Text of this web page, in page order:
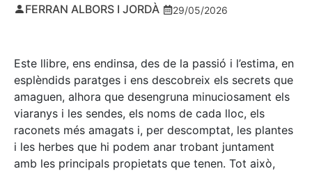
FERRAN ALBORS I JORDÀ 29/05/2026
Este llibre, ens endinsa, des de la passió i l’estima, en
esplèndids paratges i ens descobreix els secrets que
amaguen, alhora que desengruna minuciosament els
viaranys i les sendes, els noms de cada lloc, els
raconets més amagats i, per descomptat, les plantes
i les herbes que hi podem anar trobant juntament
amb les principals propietats que tenen. Tot això,